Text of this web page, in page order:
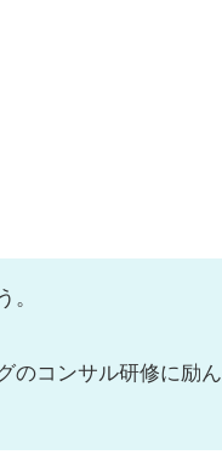
。
のコンサル研修に励ん